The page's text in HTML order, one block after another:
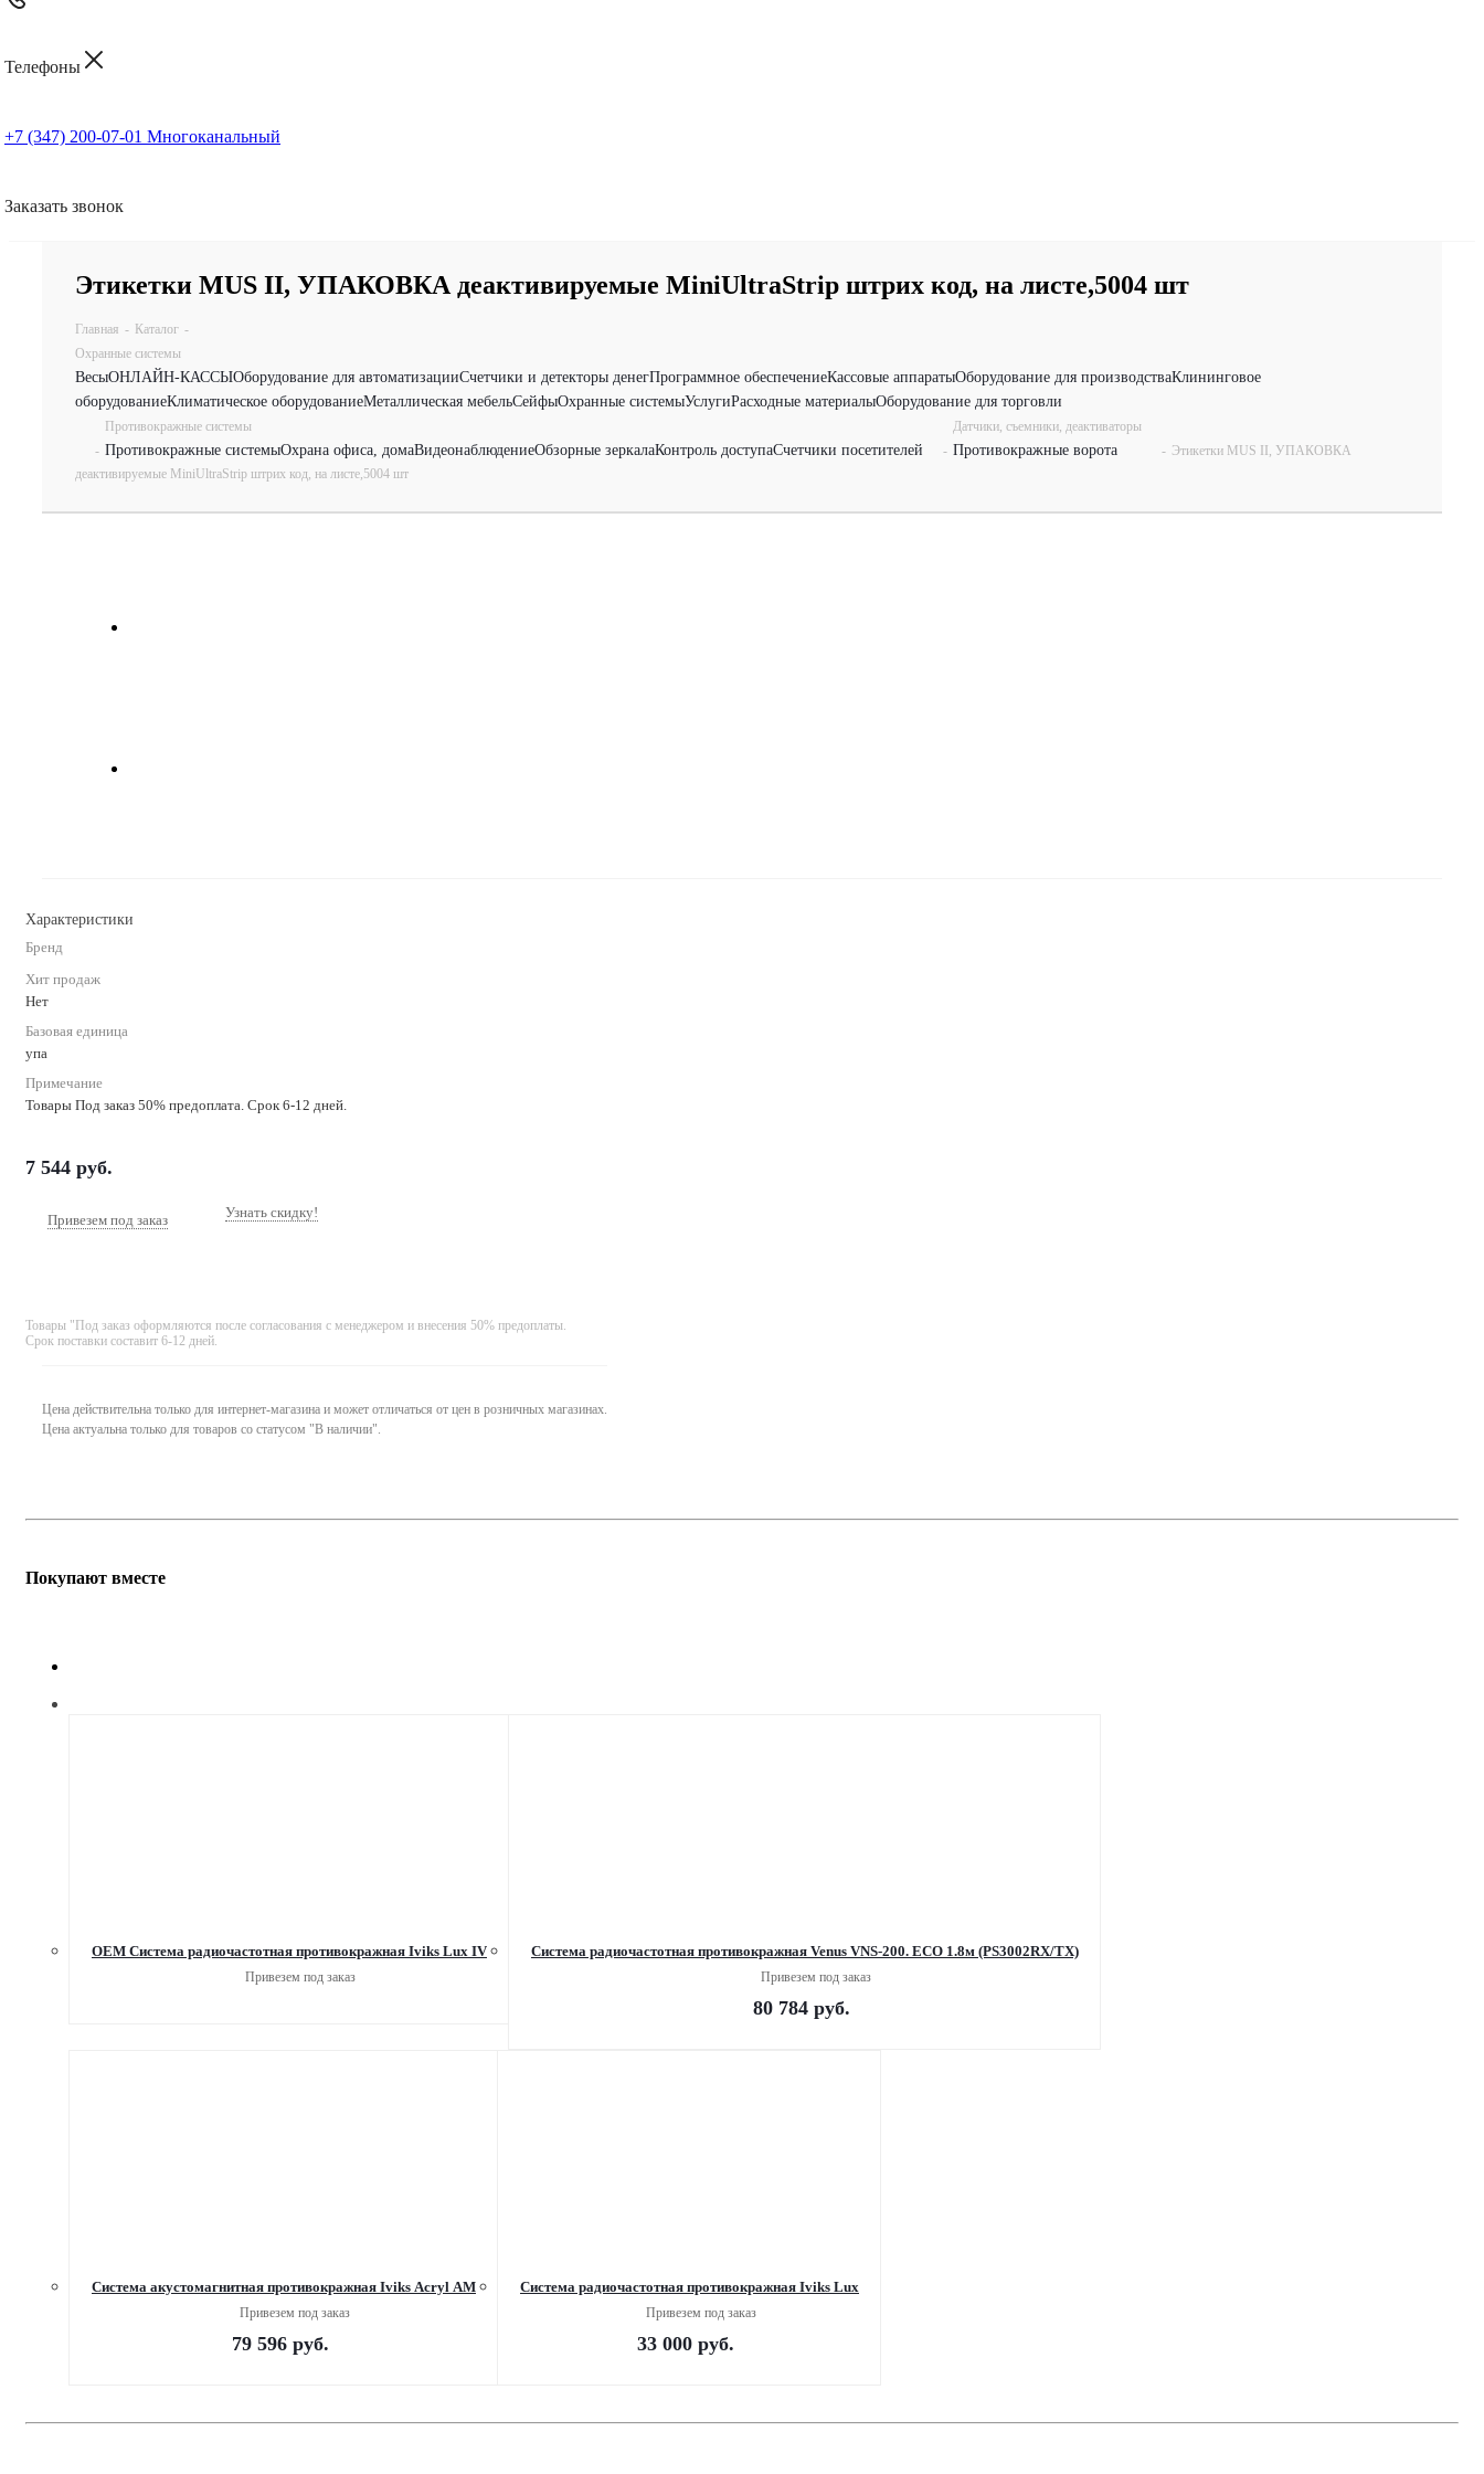
Телефоны
+7 (347) 200-07-01 Многоканальный
Заказать звонок
Этикетки MUS II, УПАКОВКА деактивируемые MiniUltraStrip штрих код, на листе,5004 шт
Главная - Каталог -
Охранные системы
ВесыОНЛАЙН-КАССЫОборудование для автоматизацииСчетчики и детекторы денегПрограммное обеспечениеКассовые аппаратыОборудование для производстваКлининговое
оборудованиеКлиматическое оборудованиеМеталлическая мебельСейфыОхранные системыУслугиРасходные материалыОборудование для торговли
-
Противокражные системы
Противокражные системыОхрана офиса, домаВидеонаблюдениеОбзорные зеркалаКонтроль доступаСчетчики посетителей -
Датчики, съемники, деактиваторы
Противокражные ворота - Этикетки MUS II, УПАКОВКА
деактивируемые MiniUltraStrip штрих код, на листе,5004 шт
Характеристики
Бренд
Хит продаж
Нет
Базовая единица
упа
Примечание
Товары Под заказ 50% предоплата. Срок 6-12 дней.
7 544 руб.
Привезем под заказ Узнать скидку!
Товары "Под заказ оформляются после согласования с менеджером и внесения 50% предоплаты.
Срок поставки составит 6-12 дней.
Цена действительна только для интернет-магазина и может отличаться от цен в розничных магазинах.
Цена актуальна только для товаров со статусом "В наличии".
Покупают вместе
OEM Система радиочастотная противокражная Iviks Lux IV
Привезем под заказ
Система радиочастотная противокражная Venus VNS-200. ECO 1.8м (PS3002RX/TX)
Привезем под заказ
80 784руб.
Система акустомагнитная противокражная Iviks Acryl АМ
Привезем под заказ
79 596руб.
Система радиочастотная противокражная Iviks Lux
Привезем под заказ
33 000 руб.